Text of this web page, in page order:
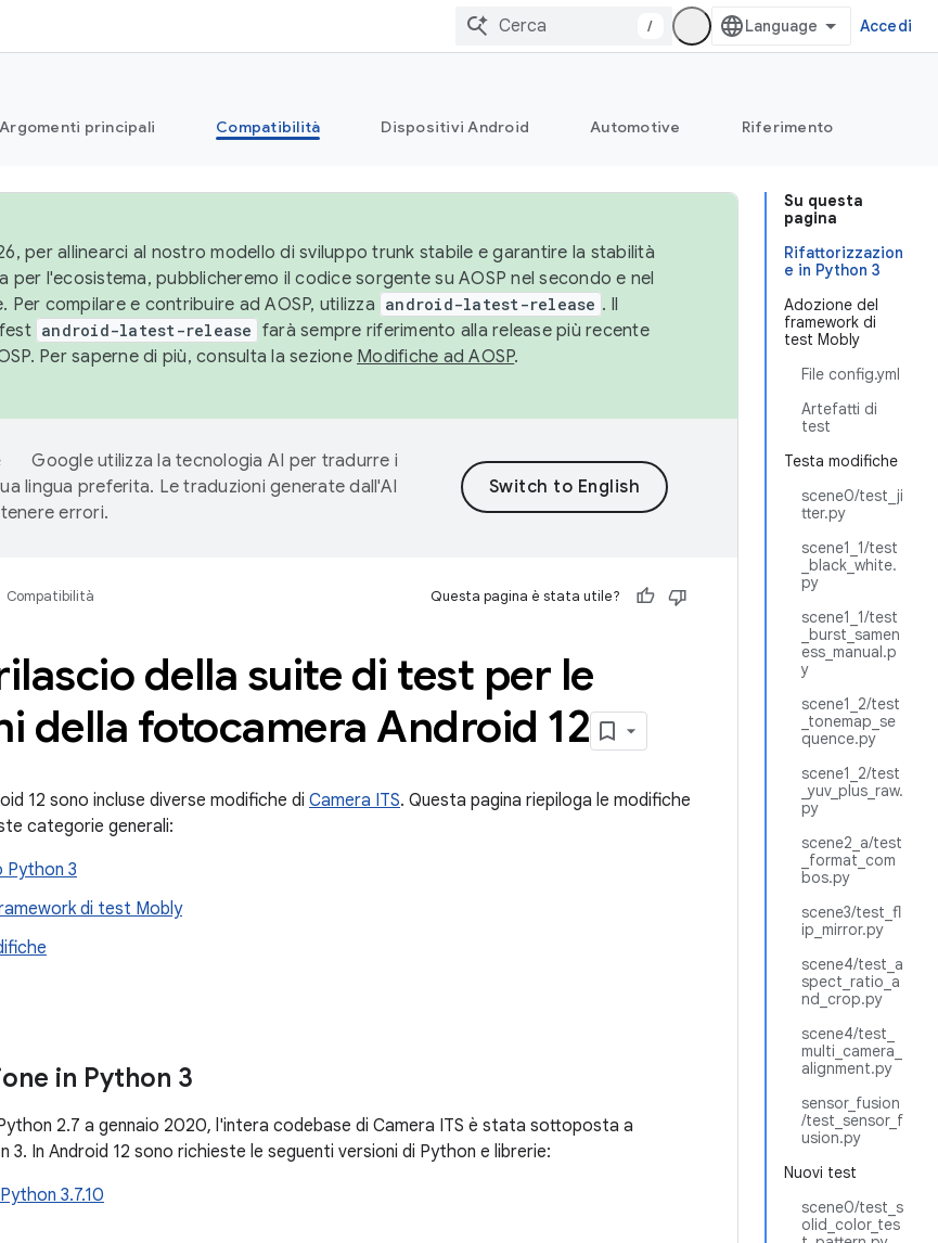
/ Accedi
Argomenti principali Compatibilità Dispositivi Android Automotive Riferimento
Su questa
pagina
Rifattorizzazion
e in Python 3
Adozione del
framework di
test Mobly
File config.yml
Artefatti di
test
Testa modifiche
scene0/test_ji
tter.py
scene1_1/test
_black_white.
py
scene1_1/test
_burst_samen
ess_manual.p
y
scene1_2/test
_tonemap_se
quence.py
scene1_2/test
_yuv_plus_raw.
py
scene2_a/test
_format_com
bos.py
scene3/test_fl
ip_mirror.py
scene4/test_a
spect_ratio_a
nd_crop.py
scene4/test_
multi_camera_
alignment.py
sensor_fusion
/test_sensor_f
usion.py
Nuovi test
scene0/test_s
olid_color_tes
per allinearci al nostro modello di sviluppo trunk stabile e garantire la stabilità
per l'ecosistema, pubblicheremo il codice sorgente su AOSP nel secondo e nel
Per compilare e contribuire ad AOSP, utilizza android-latest-release . Il
android-latest-release farà sempre riferimento alla release più recente
Per saperne di più, consulta la sezione Modifiche ad AOSP.
Google utilizza la tecnologia AI per tradurre i
lingua preferita. Le traduzioni generate dall'AI
errori.
Compatibilità Questa pagina è stata utile?
della suite di test per le
della fotocamera Android 12
12 sono incluse diverse modifiche di Camera ITS. Questa pagina riepiloga le modifiche
categorie generali:
3
di test Mobly
in Python 3
2.7 a gennaio 2020, l'intera codebase di Camera ITS è stata sottoposta a
In Android 12 sono richieste le seguenti versioni di Python e librerie:
3.7.10